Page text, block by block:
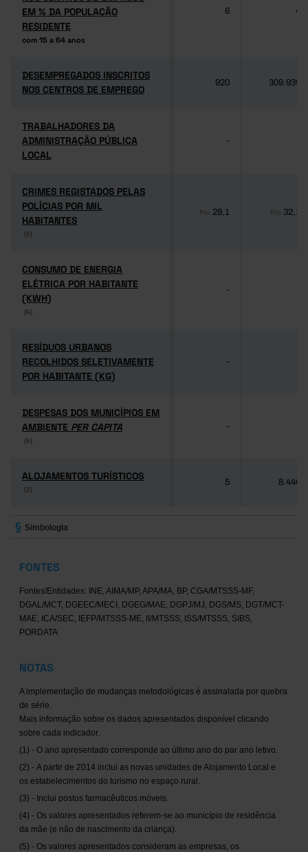
EM % DA POPULAÇÃO
RESIDENTE
com 15 a 64 anos
EM % DA POPULAÇÃO
RESIDENTE
com 15 a 64 anos
6 4
DESEMPREGADOS INSCRITOS
NOS CENTROS DE EMPREGO
DESEMPREGADOS INSCRITOS
NOS CENTROS DE EMPREGO
920 309.939
TRABALHADORES DA
ADMINISTRAÇÃO PÚBLICA
LOCAL
TRABALHADORES DA
ADMINISTRAÇÃO PÚBLICA
LOCAL
-
CRIMES REGISTADOS PELAS
POLÍCIAS POR MIL
HABITANTES
(6)
CRIMES REGISTADOS PELAS
POLÍCIAS POR MIL
HABITANTES
(6)
Pro 28,1 Pro 32,1
CONSUMO DE ENERGIA
ELÉTRICA POR HABITANTE
(KWH)
(6)
CONSUMO DE ENERGIA
ELÉTRICA POR HABITANTE
(KWH)
(6)
-
RESÍDUOS URBANOS
RECOLHIDOS SELETIVAMENTE
POR HABITANTE (KG)
RESÍDUOS URBANOS
RECOLHIDOS SELETIVAMENTE
POR HABITANTE (KG)
-
DESPESAS DOS MUNICÍPIOS EM
AMBIENTE PER CAPITA
(6)
DESPESAS DOS MUNICÍPIOS EM
AMBIENTE PER CAPITA
(6)
-
ALOJAMENTOS TURÍSTICOS
(2)
ALOJAMENTOS TURÍSTICOS
(2)
5 8.446
Simbologia
FONTES
Fontes/Entidades: INE, AIMA/MP, APA/MA, BP, CGA/MTSSS-MF,
DGAL/MCT, DGEEC/MECI, DGEG/MAE, DGPJ/MJ, DGS/MS, DGT/MCT-
MAE, ICA/SEC, IEFP/MTSSS-ME, II/MTSSS, ISS/MTSSS, SIBS,
PORDATA
NOTAS
A implementação de mudanças metodológicas é assinalada por quebra
de série.
Mais informação sobre os dados apresentados disponível clicando
sobre cada indicador.
(1) - O ano apresentado corresponde ao último ano do par ano letivo.
(2) - A partir de 2014 inclui as novas unidades de Alojamento Local e
os estabelecimentos do turismo no espaço rural.
(3) - Inclui postos farmacêuticos móveis.
(4) - Os valores apresentados referem-se ao município de residência
da mãe (e não de nascimento da criança).
(5) - Os valores apresentados consideram as empresas, os